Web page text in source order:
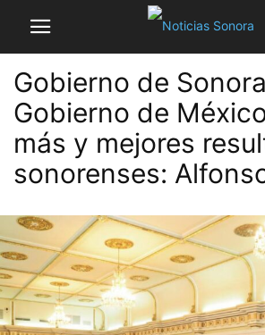
Gobierno de
Gobierno de
más y mejores
sonorenses: